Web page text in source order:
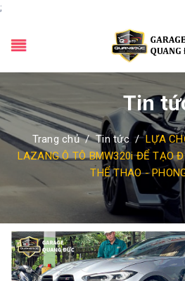
;
Tin
Trang chủ / Tin tức / LỰA
LAZANG Ô TÔ BMW320i ĐỂ TẠO
THỂ THAO -